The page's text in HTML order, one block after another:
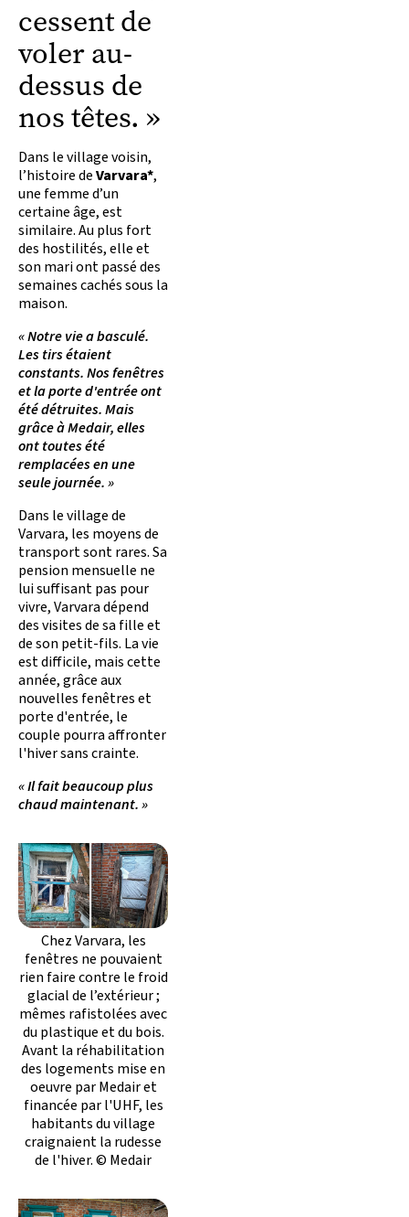
cessent de
voler au-
dessus de
nos têtes. »
Dans le village voisin,
l’histoire deVarvara*,
une femme d’un
certaine âge, est
similaire. Au plus fort
des hostilités, elle et
son mari ont passé des
semaines cachés sous la
maison.
« Notre vie a basculé.
Les tirs étaient
constants. Nos fenêtres
et la porte d'entrée ont
été détruites. Mais
grâce à Medair, elles
ont toutes été
remplacées en une
seule journée. »
Dans le village de
Varvara, les moyens de
transport sont rares. Sa
pension mensuelle ne
lui suffisant pas pour
vivre, Varvara dépend
des visites de sa fille et
de son petit-fils. La vie
est difficile, mais cette
année, grâce aux
nouvelles fenêtres et
porte d'entrée, le
couple pourra affronter
l'hiver sans crainte.
« Il fait beaucoup plus
chaud maintenant. »
Chez Varvara, les
fenêtres ne pouvaient
rien faire contre le froid
glacial de l’extérieur ;
mêmes rafistolées avec
du plastique et du bois.
Avant la réhabilitation
des logements mise en
oeuvre par Medair et
financée par l'UHF, les
habitants du village
craignaient la rudesse
de l'hiver. © Medair